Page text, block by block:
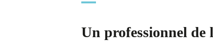
Un professionnel